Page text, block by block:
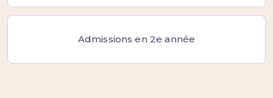
Admissions en 2e année